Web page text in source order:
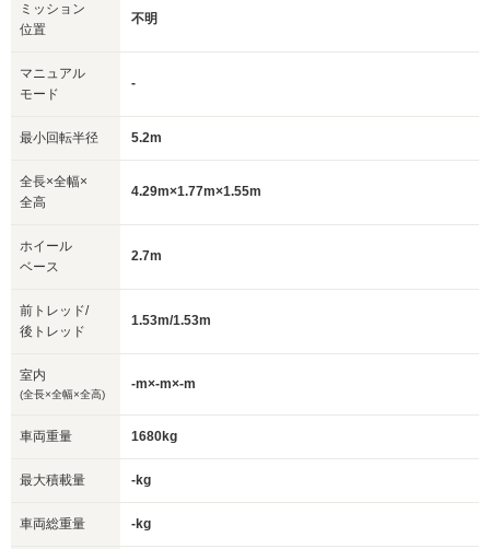
ミッション
位置
不明
マニュアル
モード
-
最小回転半径 5.2m
全長×全幅×
全高
4.29m×1.77m×1.55m
ホイール
ベース
2.7m
前トレッド/
後トレッド
1.53m/1.53m
室内
(全長×全幅×全高)
-m×-m×-m
車両重量 1680kg
最大積載量 -kg
車両総重量 -kg